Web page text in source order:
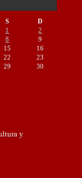
S
D
1
2
8
9
15
16
22
23
29
30
y